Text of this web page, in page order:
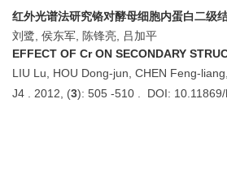
红外光谱法研究铬对酵母细胞内蛋白二级
刘鹭, 侯东军, 陈锋亮, 吕加平
EFFECT OF Cr ON SECONDARY
LIU Lu, HOU Dong-jun, CHEN Feng-
J4 . 2012, (3): 505 -510 . DOI: